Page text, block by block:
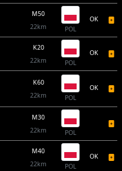
M50
22km
POL
OK
K20
22km
POL
OK
K60
22km
POL
OK
M30
22km
POL
M40
22km
POL
OK